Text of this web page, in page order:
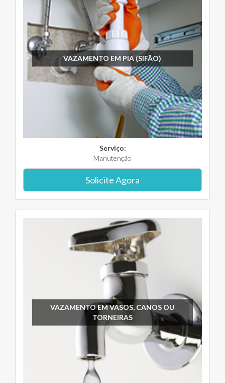
VAZAMENTO EM PIA (SIFÃO)
Serviço:
Manutenção
Solicite Agora
VAZAMENTO EM VASOS, CANOS OU
TORNEIRAS